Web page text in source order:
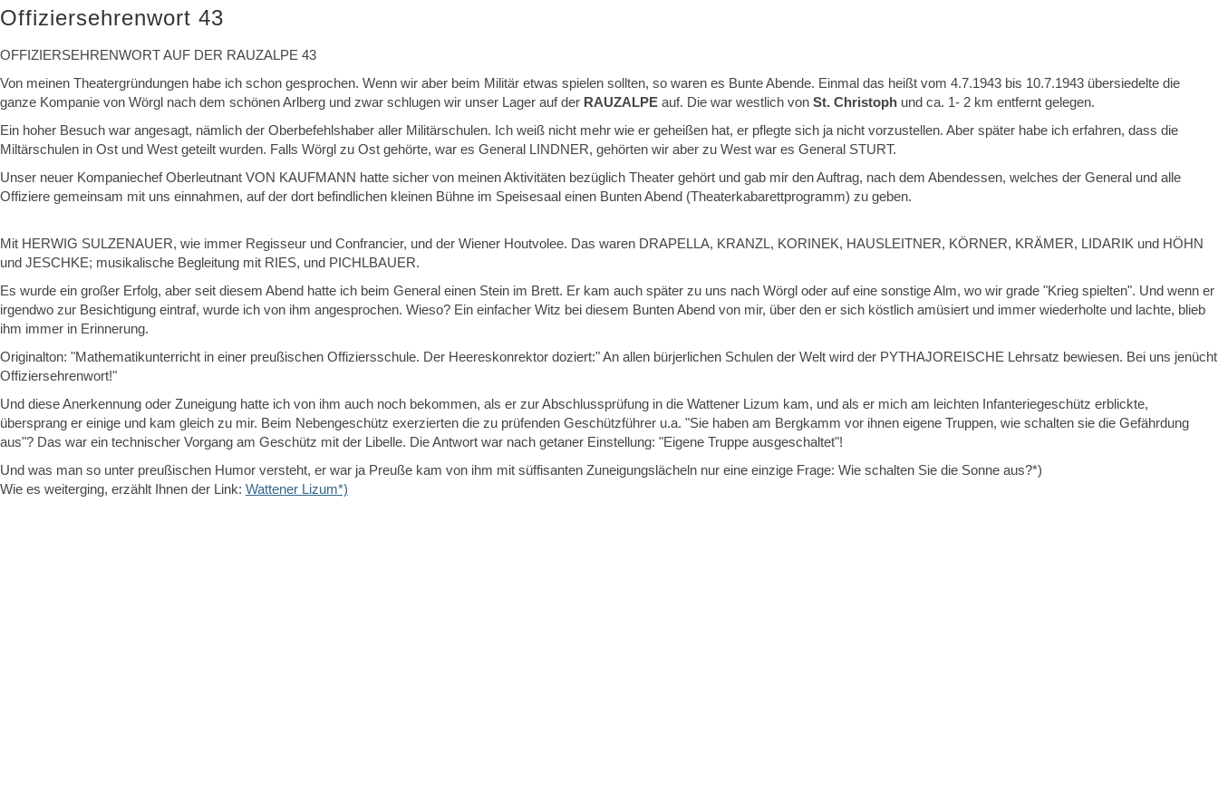
Offiziersehrenwort 43
OFFIZIERSEHRENWORT AUF DER RAUZALPE 43
Von meinen Theatergründungen habe ich schon gesprochen. Wenn wir aber beim Militär etwas spielen sollten, so waren es Bunte Abende. Einmal das heißt vom 4.7.1943 bis 10.7.1943 übersiedelte die
ganze Kompanie von Wörgl nach dem schönen Arlberg und zwar schlugen wir unser Lager auf der RAUZALPE auf. Die war westlich von St. Christoph und ca. 1- 2 km entfernt gelegen.
Ein hoher Besuch war angesagt, nämlich der Oberbefehlshaber aller Militärschulen. Ich weiß nicht mehr wie er geheißen hat, er pflegte sich ja nicht vorzustellen. Aber später habe ich erfahren, dass die
Miltärschulen in Ost und West geteilt wurden. Falls Wörgl zu Ost gehörte, war es General LINDNER, gehörten wir aber zu West war es General STURT.
Unser neuer Kompaniechef Oberleutnant VON KAUFMANN hatte sicher von meinen Aktivitäten bezüglich Theater gehört und gab mir den Auftrag, nach dem Abendessen, welches der General und alle
Offiziere gemeinsam mit uns einnahmen, auf der dort befindlichen kleinen Bühne im Speisesaal einen Bunten Abend (Theaterkabarettprogramm) zu geben.
Mit HERWIG SULZENAUER, wie immer Regisseur und Confrancier, und der Wiener Houtvolee. Das waren DRAPELLA, KRANZL, KORINEK, HAUSLEITNER, KÖRNER, KRÄMER, LIDARIK und HÖHN
und JESCHKE; musikalische Begleitung mit RIES, und PICHLBAUER.
Es wurde ein großer Erfolg, aber seit diesem Abend hatte ich beim General einen Stein im Brett. Er kam auch später zu uns nach Wörgl oder auf eine sonstige Alm, wo wir grade "Krieg spielten". Und wenn er
irgendwo zur Besichtigung eintraf, wurde ich von ihm angesprochen. Wieso? Ein einfacher Witz bei diesem Bunten Abend von mir, über den er sich köstlich amüsiert und immer wiederholte und lachte, blieb
ihm immer in Erinnerung.
Originalton: "Mathematikunterricht in einer preußischen Offiziersschule. Der Heereskonrektor doziert:" An allen bürjerlichen Schulen der Welt wird der PYTHAJOREISCHE Lehrsatz bewiesen. Bei uns jenücht
Offiziersehrenwort!"
Und diese Anerkennung oder Zuneigung hatte ich von ihm auch noch bekommen, als er zur Abschlussprüfung in die Wattener Lizum kam, und als er mich am leichten Infanteriegeschütz erblickte,
übersprang er einige und kam gleich zu mir. Beim Nebengeschütz exerzierten die zu prüfenden Geschützführer u.a. "Sie haben am Bergkamm vor ihnen eigene Truppen, wie schalten sie die Gefährdung
aus"? Das war ein technischer Vorgang am Geschütz mit der Libelle. Die Antwort war nach getaner Einstellung: "Eigene Truppe ausgeschaltet"!
Und was man so unter preußischen Humor versteht, er war ja Preuße kam von ihm mit süffisanten Zuneigungslächeln nur eine einzige Frage: Wie schalten Sie die Sonne aus?*)
Wie es weiterging, erzählt Ihnen der Link: Wattener Lizum*)